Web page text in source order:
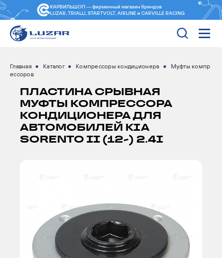
КАРВИЛЬШОП — фирменный магазин брендов
LUZAR, TRIALLI, STARTVOLT, AIRLINE и CARVILLE RACING
Главная Каталог Компрессоры кондиционера
Муфты компр
ессоров
ПЛАСТИНА СРЫВНАЯ
МУФТЫ КОМПРЕССОРА
КОНДИЦИОНЕРА ДЛЯ
АВТОМОБИЛЕЙ KIA
SORENTO II (12-) 2.4I